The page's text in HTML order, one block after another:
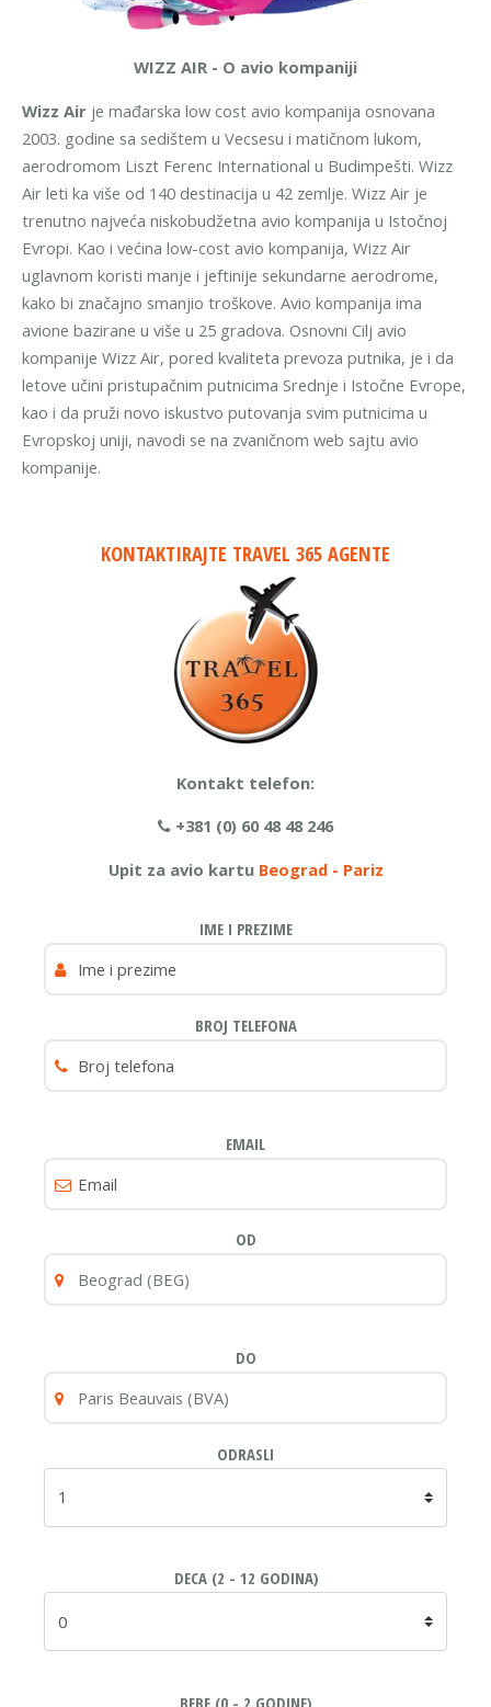
WIZZ AIR - O avio kompaniji
Wizz Air je mađarska low cost avio kompanija osnovana
2003. godine sa sedištem u Vecsesu i matičnom lukom,
aerodromom Liszt Ferenc International u Budimpešti. Wizz
Air leti ka više od 140 destinacija u 42 zemlje. Wizz Air je
trenutno najveća niskobudžetna avio kompanija u Istočnoj
Evropi. Kao i većina low-cost avio kompanija, Wizz Air
uglavnom koristi manje i jeftinije sekundarne aerodrome,
kako bi značajno smanjio troškove. Avio kompanija ima
avione bazirane u više u 25 gradova. Osnovni Cilj avio
kompanije Wizz Air, pored kvaliteta prevoza putnika, je i da
letove učini pristupačnim putnicima Srednje i Istočne Evrope,
kao i da pruži novo iskustvo putovanja svim putnicima u
Evropskoj uniji, navodi se na zvaničnom web sajtu avio
kompanije.
KONTAKTIRAJTE TRAVEL 365 AGENTE
Kontakt telefon:
+381 (0) 60 48 48 246
Upit za avio kartu Beograd - Pariz
IME I PREZIME
BROJ TELEFONA
EMAIL
OD
DO
ODRASLI
DECA (2 - 12 GODINA)
BEBE (0 - 2 GODINE)